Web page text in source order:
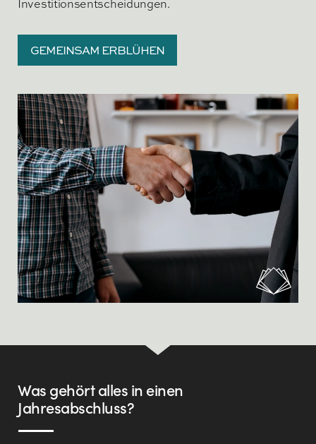
Investitionsentscheidungen.
GEMEINSAM ERBLÜHEN
Was gehört alles in einen
Jahresabschluss?